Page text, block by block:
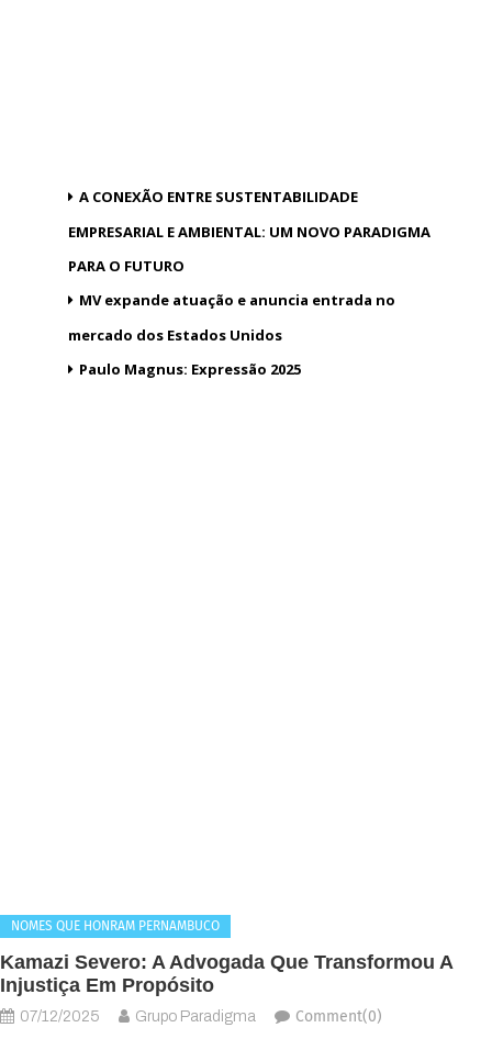
A CONEXÃO ENTRE SUSTENTABILIDADE
EMPRESARIAL E AMBIENTAL: UM NOVO PARADIGMA
PARA O FUTURO
MV expande atuação e anuncia entrada no
mercado dos Estados Unidos
Paulo Magnus: Expressão 2025
NOMES QUE HONRAM PERNAMBUCO
Kamazi Severo: A Advogada Que Transformou A
Injustiça Em Propósito
07/12/2025 Grupo Paradigma Comment(0)